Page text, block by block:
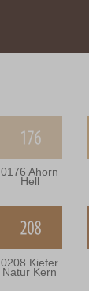
0176 Ahorn
Hell
0208 Kiefer
Natur Kern